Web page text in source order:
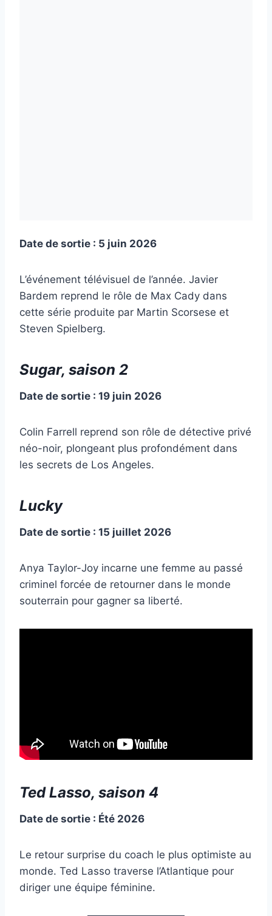
Date de sortie : 5 juin 2026
L’événement télévisuel de l’année. Javier
Bardem reprend le rôle de Max Cady dans
cette série produite par Martin Scorsese et
Steven Spielberg.
Sugar, saison 2
Date de sortie : 19 juin 2026
Colin Farrell reprend son rôle de détective privé
néo-noir, plongeant plus profondément dans
les secrets de Los Angeles.
Lucky
Date de sortie : 15 juillet 2026
Anya Taylor-Joy incarne une femme au passé
criminel forcée de retourner dans le monde
souterrain pour gagner sa liberté.
Ted Lasso, saison 4
Date de sortie : Été 2026
Le retour surprise du coach le plus optimiste au
monde. Ted Lasso traverse l’Atlantique pour
diriger une équipe féminine.